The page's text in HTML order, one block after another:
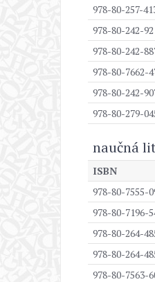
978-80-257-
978-80-242-
978-80-242-
978-80-7662-
978-80-242-
978-80-279-
naučná
ISBN
978-80-7555-
978-80-7196-
978-80-264-
978-80-264-
978-80-7563-